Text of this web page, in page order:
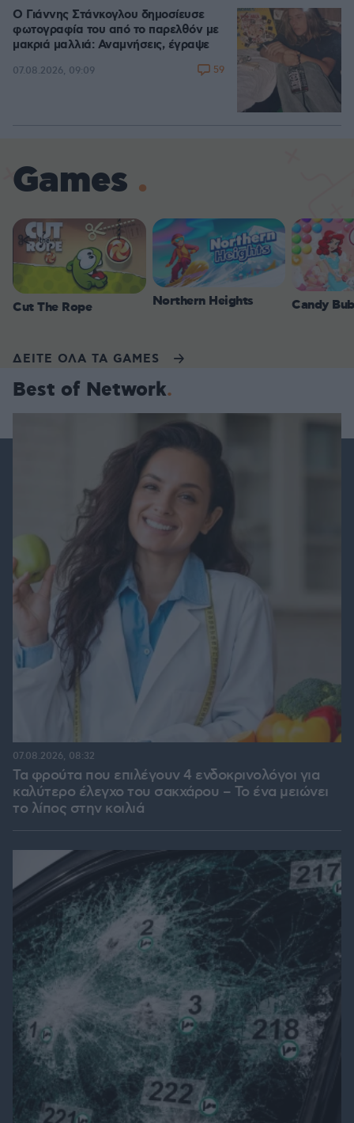
Ο Γιάννης Στάνκογλου δημοσίευσε
φωτογραφία του από το παρελθόν με
μακριά μαλλιά: Αναμνήσεις, έγραψε
07.08.2026, 09:09 59
Games
Cut The Rope Northern Heights Candy
ΔΕΙΤΕ ΟΛΑ ΤΑ GAMES
Best of Network
Τα φρούτα που επιλέγουν 4 ενδοκρινολόγοι για
καλύτερο έλεγχο του σακχάρου – Το ένα μειώνει
το λίπος στην κοιλιά
07.08.2026, 08:32